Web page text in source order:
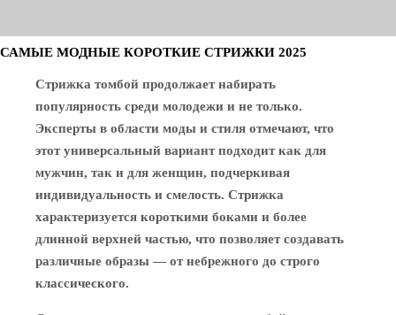
САМЫЕ МОДНЫЕ КОРОТКИЕ СТРИЖКИ 2025
Стрижка томбой продолжает набирать
популярность среди молодежи и не только.
Эксперты в области моды и стиля отмечают, что
этот универсальный вариант подходит как для
мужчин, так и для женщин, подчеркивая
индивидуальность и смелость. Стрижка
характеризуется короткими боками и более
длинной верхней частью, что позволяет создавать
различные образы — от небрежного до строго
классического.